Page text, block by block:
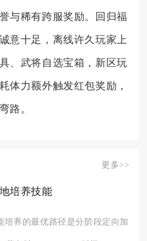
与稀有跨服奖励。回归福
意十足，离线许久玩家上
、武将自选宝箱，新区玩
体力额外触发红包奖励，
路。
更多>>
培养技能
培养的最优路径是分阶段定向加点